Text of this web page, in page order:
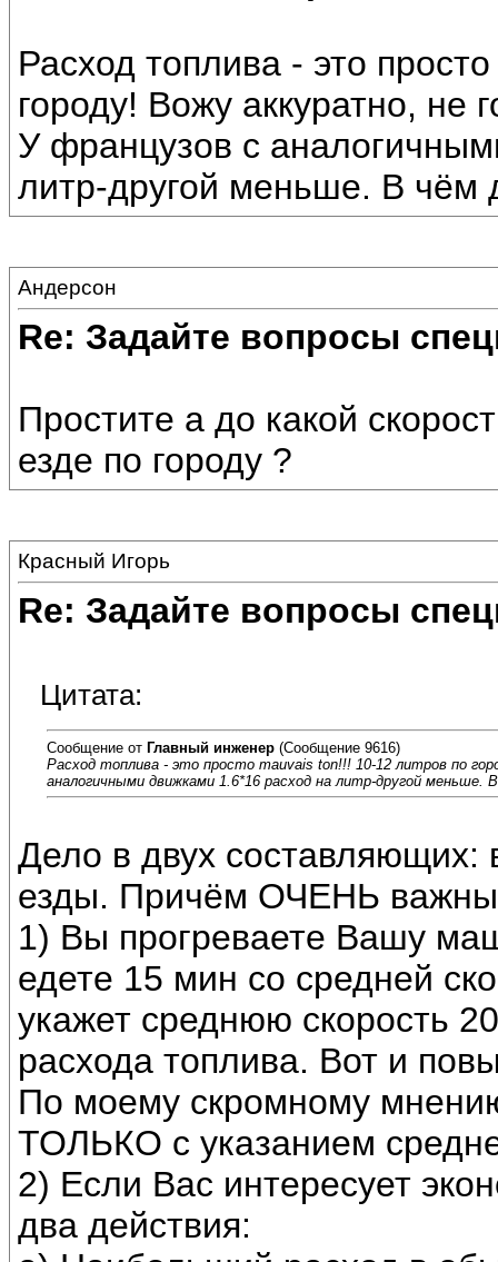
Расход топлива - это
городу! Вожу аккуратно, не
У французов с
литр-другой меньше. В чём
Андерсон
Re: Задайте вопросы
Простите а до какой
езде по городу ?
Красный Игорь
Re: Задайте вопросы
Цитата:
Сообщение от Главный инженер (Сообщение 9616)
Расход топлива - это просто mauvais ton!!! 10-12 литров по
аналогичными движками 1.6*16 расход на литр-другой меньше.
Дело в двух
езды. Причём ОЧЕНЬ
1) Вы прогреваете Вашу
едете 15 мин со средней
укажет среднюю скорость
расхода топлива. Вот и
По моему скромному
ТОЛЬКО с указанием
2) Если Вас интересует
два действия: